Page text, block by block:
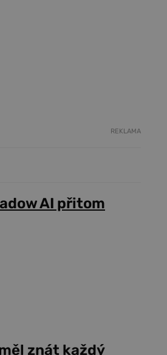
REKLAMA
AI přitom
znát každý